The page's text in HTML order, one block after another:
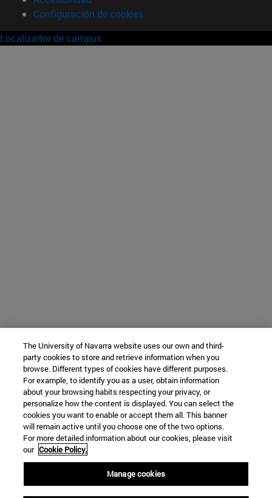
Configuración de cookies
Localizador de campus
The University of Navarra website uses our own and third-
party cookies to store and retrieve information when you
browse. Different types of cookies have different purposes.
For example, to identify you as a user, obtain information
about your browsing habits respecting your privacy, or
personalize how the content is displayed. You can select the
cookies you want to enable or accept them all. This banner
will remain active until you choose one of the two options.
For more detailed information about our cookies, please visit
our Cookie Policy.
Manage cookies